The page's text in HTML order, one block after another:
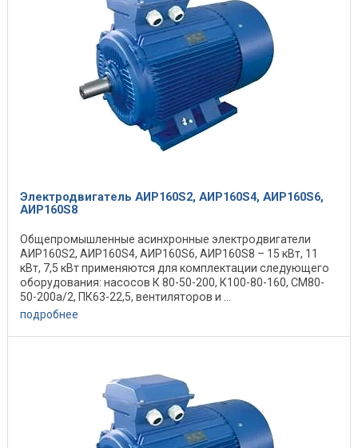
Электродвигатель АИР160S2, АИР160S4, АИР160S6,
АИР160S8
Общепромышленные асинхронные электродвигатели
АИР160S2, АИР160S4, АИР160S6, АИР160S8 – 15 кВт, 11
кВт, 7,5 кВт применяются для комплектации следующего
оборудования: насосов К 80-50-200, К100-80-160, СМ80-
50-200а/2, ПК63-22,5, вентиляторов и ...
подробнее